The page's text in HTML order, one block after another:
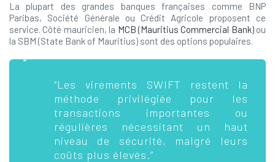
La plupart des grandes banques françaises comme BNP
Paribas, Société Générale ou Crédit Agricole proposent ce
service. Côté mauricien, la MCB (Mauritius Commercial Bank)ou
la SBM (State Bank of Mauritius) sont des options populaires.
“Les virements SWIFT restent la
méthode privilégiée pour les
transactions importantes ou
régulières nécessitant un haut
niveau de sécurité, malgré leurs
coûts plus élevés.”